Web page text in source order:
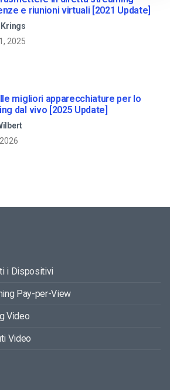
conferenze e riunioni virtuali [2021 Update]
Krings
2025
migliori apparecchiature per lo
streaming dal vivo [2025 Update]
i Dispositivi
Pay-per-View
Video
Video